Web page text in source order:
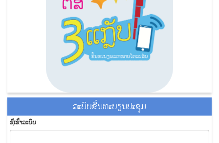
ລະ​ບົບ​ຂື້ນ​ທະ​ບຽນ​ປະ​ຊຸມ
ຊື່​ເຂົ້າ​ລະ​ບົບ